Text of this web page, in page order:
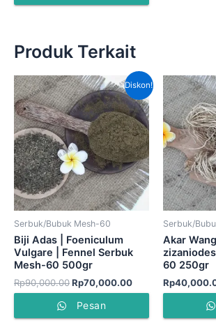
Produk Terkait
Diskon!
Serbuk/Bubuk Mesh-60
Biji Adas | Foeniculum
Vulgare | Fennel Serbuk
Mesh-60 500gr
Rp90,000.00
Harga
aslinya
adalah:
Rp90,000.00.
Rp70,000.00
Harga
saat
ini
adalah:
Rp70,000.00.
Pesan
Serbuk/
Akar
60 250gr
Rp